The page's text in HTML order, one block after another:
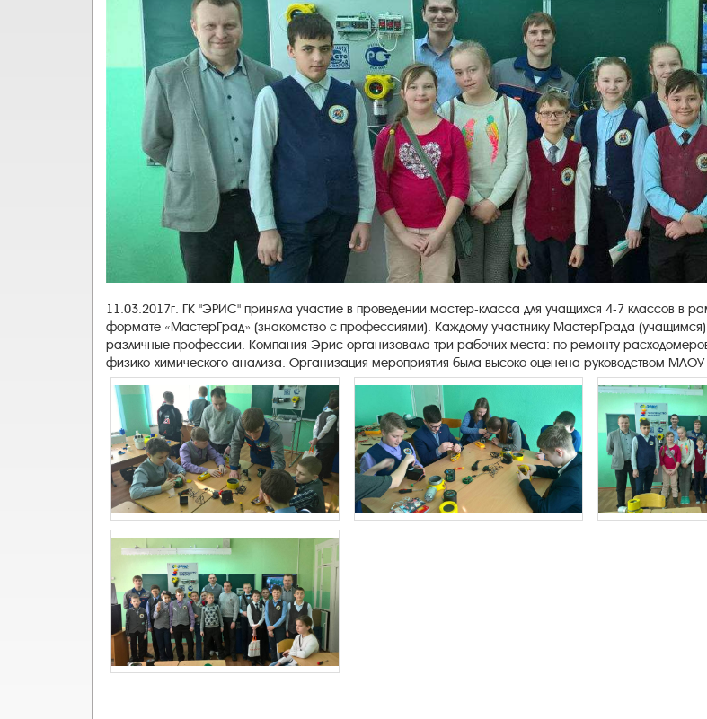
11.03.2017г. ГК "ЭРИС" приняла участие в проведении мастер-класса для учащихся 4-7 классов в
формате «МастерГрад» (знакомство с профессиями). Каждому участнику МастерГрада
различные профессии. Компания Эрис организовала три рабочих места: по ремонту
физико-химического анализа. Организация мероприятия была высоко оценена руководством